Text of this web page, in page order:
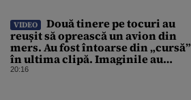
VIDEO
Două tinere pe tocuri au
reușit să oprească un avion din
mers. Au fost întoarse din „cursă”
în ultima clipă. Imaginile au
devenit virale
20:16